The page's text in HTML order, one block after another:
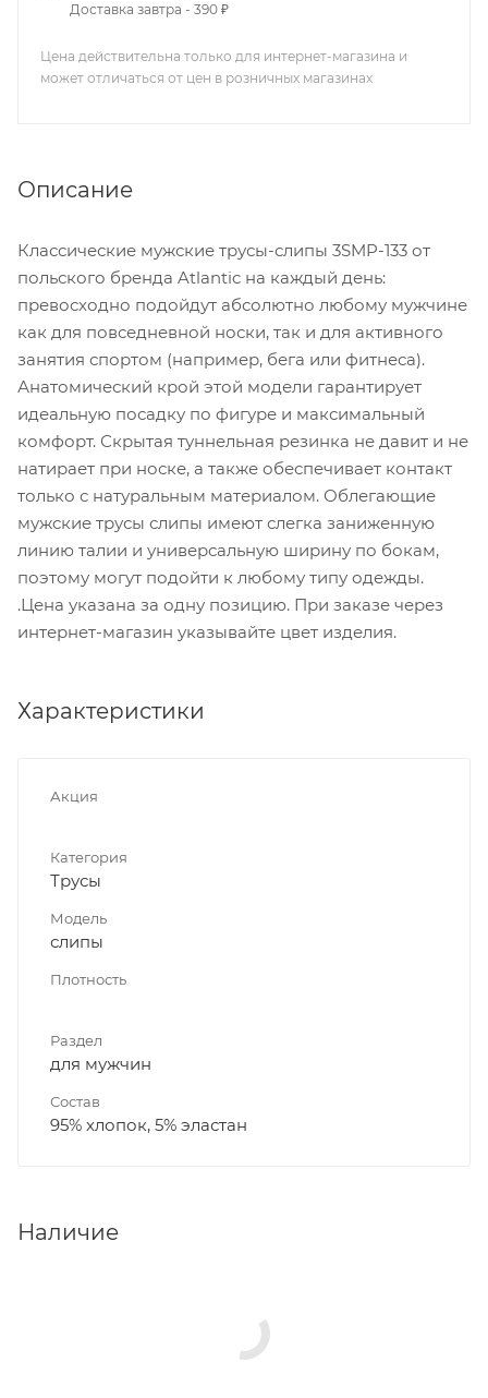
Доставка завтра - 390 ₽
Цена действительна только для интернет-магазина и
может отличаться от цен в розничных магазинах
Описание
Классические мужские трусы-слипы 3SMP-133 от
польского бренда Atlantic на каждый день:
превосходно подойдут абсолютно любому мужчине
как для повседневной носки, так и для активного
занятия спортом (например, бега или фитнеса).
Анатомический крой этой модели гарантирует
идеальную посадку по фигуре и максимальный
комфорт. Скрытая туннельная резинка не давит и не
натирает при носке, а также обеспечивает контакт
только с натуральным материалом. Облегающие
мужские трусы слипы имеют слегка заниженную
линию талии и универсальную ширину по бокам,
поэтому могут подойти к любому типу одежды.
.Цена указана за одну позицию. При заказе через
интернет-магазин указывайте цвет изделия.
Характеристики
Акция
Категория
Трусы
Модель
слипы
Плотность
Раздел
для мужчин
Состав
95% хлопок, 5% эластан
Наличие